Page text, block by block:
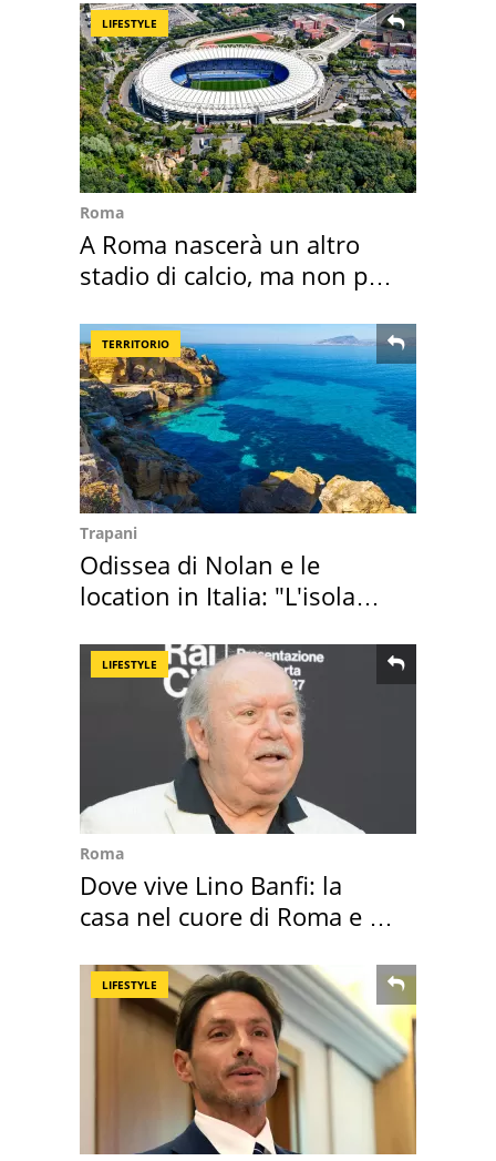
LIFESTYLE
Roma
A Roma nascerà un altro
stadio di calcio, ma non per
TERRITORIO
Trapani
Odissea di Nolan e le
location in Italia: "L'isola
LIFESTYLE
Roma
Dove vive Lino Banfi: la
casa nel cuore di Roma e i
LIFESTYLE